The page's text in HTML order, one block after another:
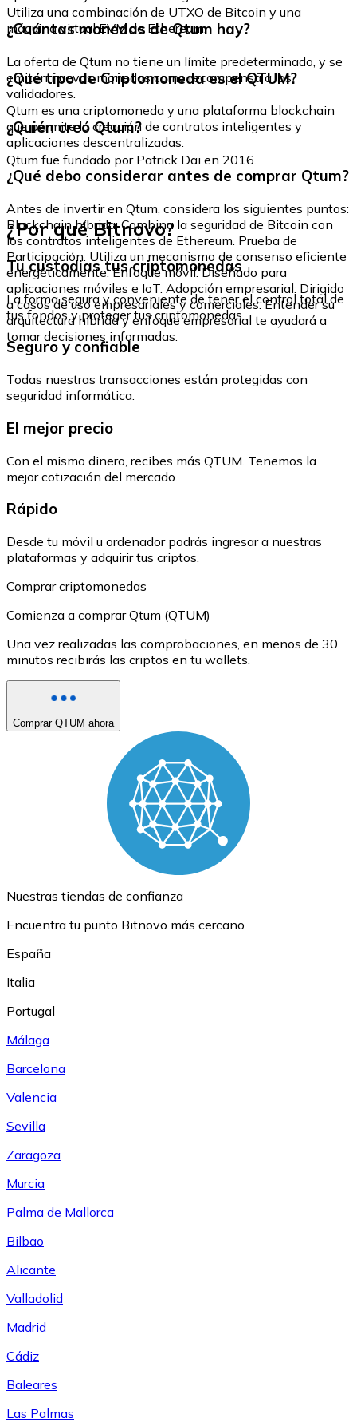
Utiliza una combinación de UTXO de Bitcoin y una
máquina virtual EVM de Ethereum.
¿Cuántas monedas de Qtum hay?
La oferta de Qtum no tiene un límite predeterminado, y se
emiten nuevas monedas como recompensa a los
validadores.
¿Qué tipo de Criptomoneda es el QTUM?
Qtum es una criptomoneda y una plataforma blockchain
que permite la creación de contratos inteligentes y
aplicaciones descentralizadas.
¿Quién creó Qtum?
Qtum fue fundado por Patrick Dai en 2016.
¿Qué debo considerar antes de comprar Qtum?
Antes de invertir en Qtum, considera los siguientes puntos:
Blockchain híbrida: Combina la seguridad de Bitcoin con
los contratos inteligentes de Ethereum. Prueba de
Participación: Utiliza un mecanismo de consenso eficiente
energéticamente. Enfoque móvil: Diseñado para
aplicaciones móviles e IoT. Adopción empresarial: Dirigido
a casos de uso empresariales y comerciales. Entender su
arquitectura híbrida y enfoque empresarial te ayudará a
tomar decisiones informadas.
¿Por qué Bitnovo?
Tu custodias tus criptomonedas
La forma segura y conveniente de tener el control total de
tus fondos y proteger tus criptomonedas.
Seguro y confiable
Todas nuestras transacciones están protegidas con
seguridad informática.
El mejor precio
Con el mismo dinero, recibes más QTUM. Tenemos la
mejor cotización del mercado.
Rápido
Desde tu móvil u ordenador podrás ingresar a nuestras
plataformas y adquirir tus criptos.
Comprar criptomonedas
Comienza a comprar Qtum (QTUM)
Una vez realizadas las comprobaciones, en menos de 30
minutos recibirás las criptos en tu wallets.
Comprar QTUM ahora
Nuestras tiendas de confianza
Encuentra tu punto Bitnovo más cercano
España
Italia
Portugal
Málaga
Barcelona
Valencia
Sevilla
Zaragoza
Murcia
Palma de Mallorca
Bilbao
Alicante
Valladolid
Madrid
Cádiz
Baleares
Las Palmas